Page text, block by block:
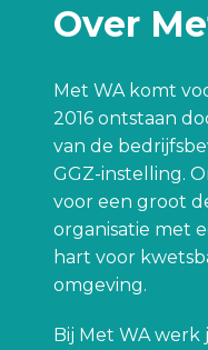
Over
Met WA komt
2016 ontstaan
van de
GGZ-instelling.
voor een groot
organisatie met
hart voor
omgeving.
Bij Met WA werk